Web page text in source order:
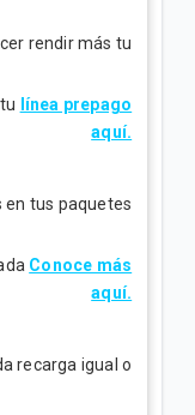
rendir más tu
línea prepago
aquí.
en tus paquetes
Conoce más
aquí.
recarga igual o